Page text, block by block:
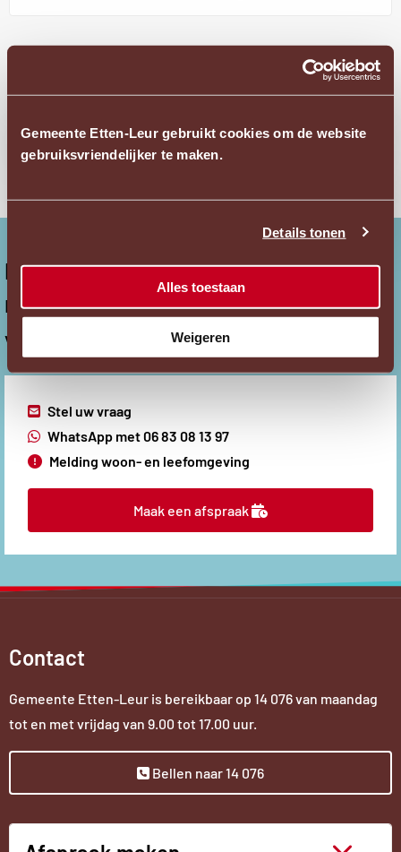
Gemeente Etten-Leur gebruikt cookies om de website
gebruiksvriendelijker te maken.
Details tonen
Alles toestaan
Weigeren
Aanvragen met DigiDExterne
link
Niet gevonden wat u zocht?
Neem contact met ons op en wij helpen u graag
verder.
Stel uw vraagExterne
link
WhatsApp met 06 83 08 13 97Externe
link
Melding woon- en leefomgeving
Maak een afspraak
Contact
Gemeente Etten-Leur is bereikbaar op 14 076van maandag
tot en met vrijdag van 9.00 tot 17.00 uur.
Bellen naar 14 076